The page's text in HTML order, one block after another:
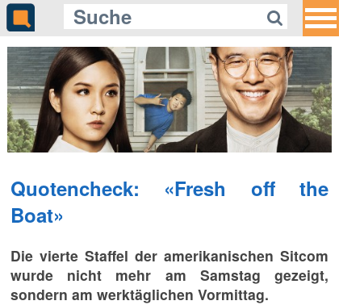
Quotencheck: «Fresh off the
Boat»
Die vierte Staffel der amerikanischen Sitcom
wurde nicht mehr am Samstag gezeigt,
sondern am werktäglichen Vormittag.